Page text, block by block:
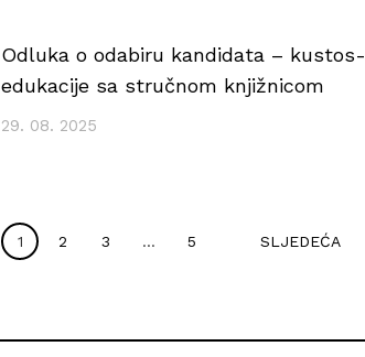
Odluka o odabiru kandidata –
edukacije sa stručnom knjižnicom
29. 08. 2025
1 2 3 … 5 SLJEDEĆA